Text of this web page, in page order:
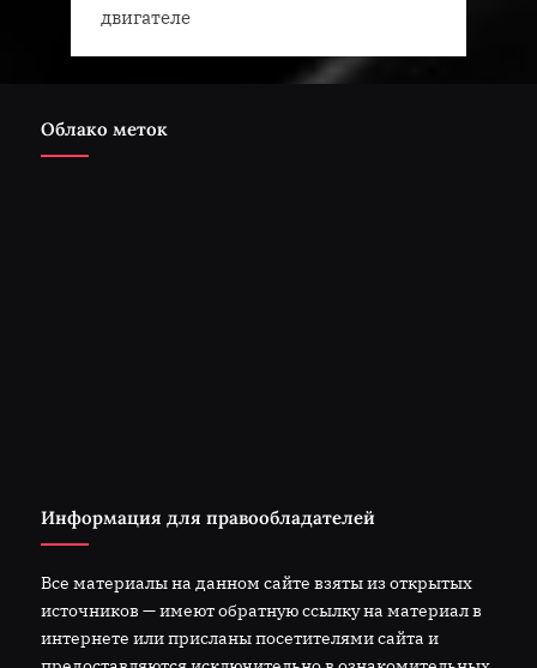
двигателе
Облако меток
Информация для правообладателей
Все материалы на данном сайте взяты из открытых
источников — имеют обратную ссылку на материал в
интернете или присланы посетителями сайта и